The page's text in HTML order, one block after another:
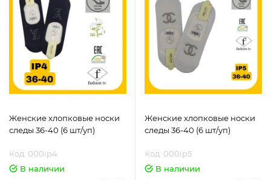
Женские хлопковые носки
следы 36-40 (6 шт/уп)
Код: 000ip4
В наличии
Женские хлопковые носки
следы 36-40 (6 шт/уп)
Код: 000ip5
В наличии